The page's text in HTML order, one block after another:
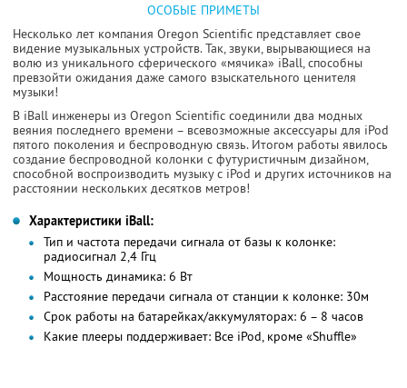
ОСОБЫЕ ПРИМЕТЫ
Несколько лет компания Oregon Scientific представляет свое
видение музыкальных устройств. Так, звуки, вырывающиеся на
волю из уникального сферического «мячика» iBall, способны
превзойти ожидания даже самого взыскательного ценителя
музыки!
В iBall инженеры из Oregon Scientific соединили два модных
веяния последнего времени – всевозможные аксессуары для iPod
пятого поколения и беспроводную связь. Итогом работы явилось
создание беспроводной колонки с футуристичным дизайном,
способной воспроизводить музыку с iPod и других источников на
расстоянии нескольких десятков метров!
Характеристики iBall:
Тип и частота передачи сигнала от базы к колонке:
радиосигнал 2,4 Ггц
Мощность динамика: 6 Вт
Расстояние передачи сигнала от станции к колонке: 30м
Срок работы на батарейках/аккумуляторах: 6 – 8 часов
Какие плееры поддерживает: Все iPod, кроме «Shuffle»